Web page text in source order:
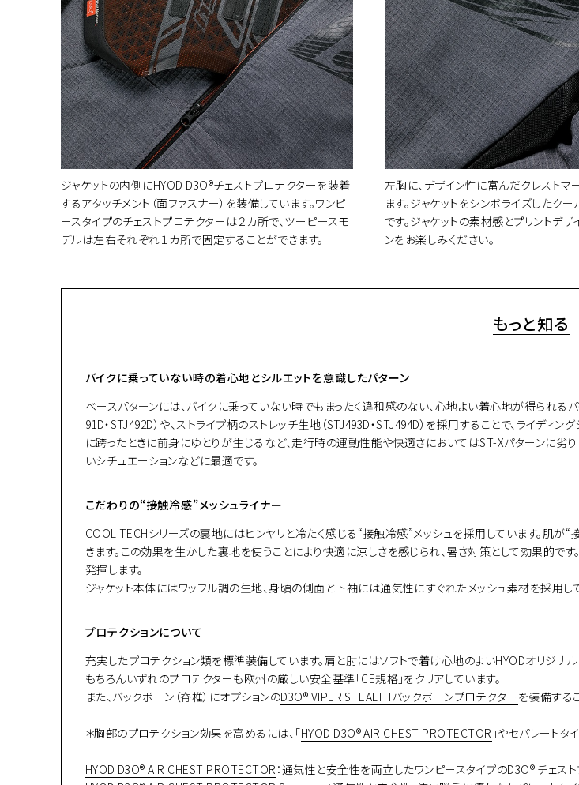
ジャケットの内側にHYOD D3O®チェストプロテクターを装着
するアタッチメント（面ファスナー）を装備しています。ワンピ
ースタイプのチェストプロテクターは２カ所で、ツーピースモ
デルは左右それぞれ１カ所で固定することができます。
左胸に、デザイン性に富んだクレストマ
ます。ジャケットをシンボライズしたク
です。ジャケットの素材感とプリントデ
ンをお楽しみください。
もっと知る
バイクに乗っていない時の着心地とシルエットを意識したパターン
ベースパターンには、バイクに乗っていない時でもまったく違和感のない、心地よい着心地が得られる
91D・STJ492D）や、ストライプ柄のストレッチ生地（STJ493D・STJ494D）を採用することで、ライデ
に跨ったときに前身にゆとりが生じるなど、走行時の運動性能や快適さにおいてはST-Xパターンに劣
いシチュエーションなどに最適です。
こだわりの“接触冷感”メッシュライナー
COOL TECHシリーズの裏地にはヒンヤリと冷たく感じる“接触冷感”メッシュを採用しています。肌
きます。この効果を生かした裏地を使うことにより快適に涼しさを感じられ、暑さ対策として効果的で
発揮します。
ジャケット本体にはワッフル調の生地、身頃の側面と下袖には通気性にすぐれたメッシュ素材を採用し
プロテクションについて
充実したプロテクション類を標準装備しています。肩と肘にはソフトで着け心地のよいHYODオリジ
もちろんいずれのプロテクターも欧州の厳しい安全基準「CE規格」をクリアしています。
また、バックボーン（脊椎）にオプションのD3O® VIPER STEALTHバックボーンプロテクター を装備する
＊胸部のプロテクション効果を高めるには、「HYOD D3O® AIR CHEST PROTECTOR 」やセパレートタ
HYOD D3O® AIR CHEST PROTECTOR ：通気性と安全性を両立したワンピースタイプのD3O® チェス